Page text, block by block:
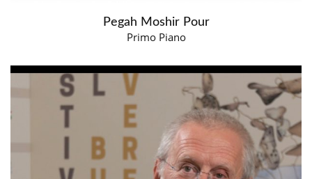
Pegah Moshir Pour
Primo Piano